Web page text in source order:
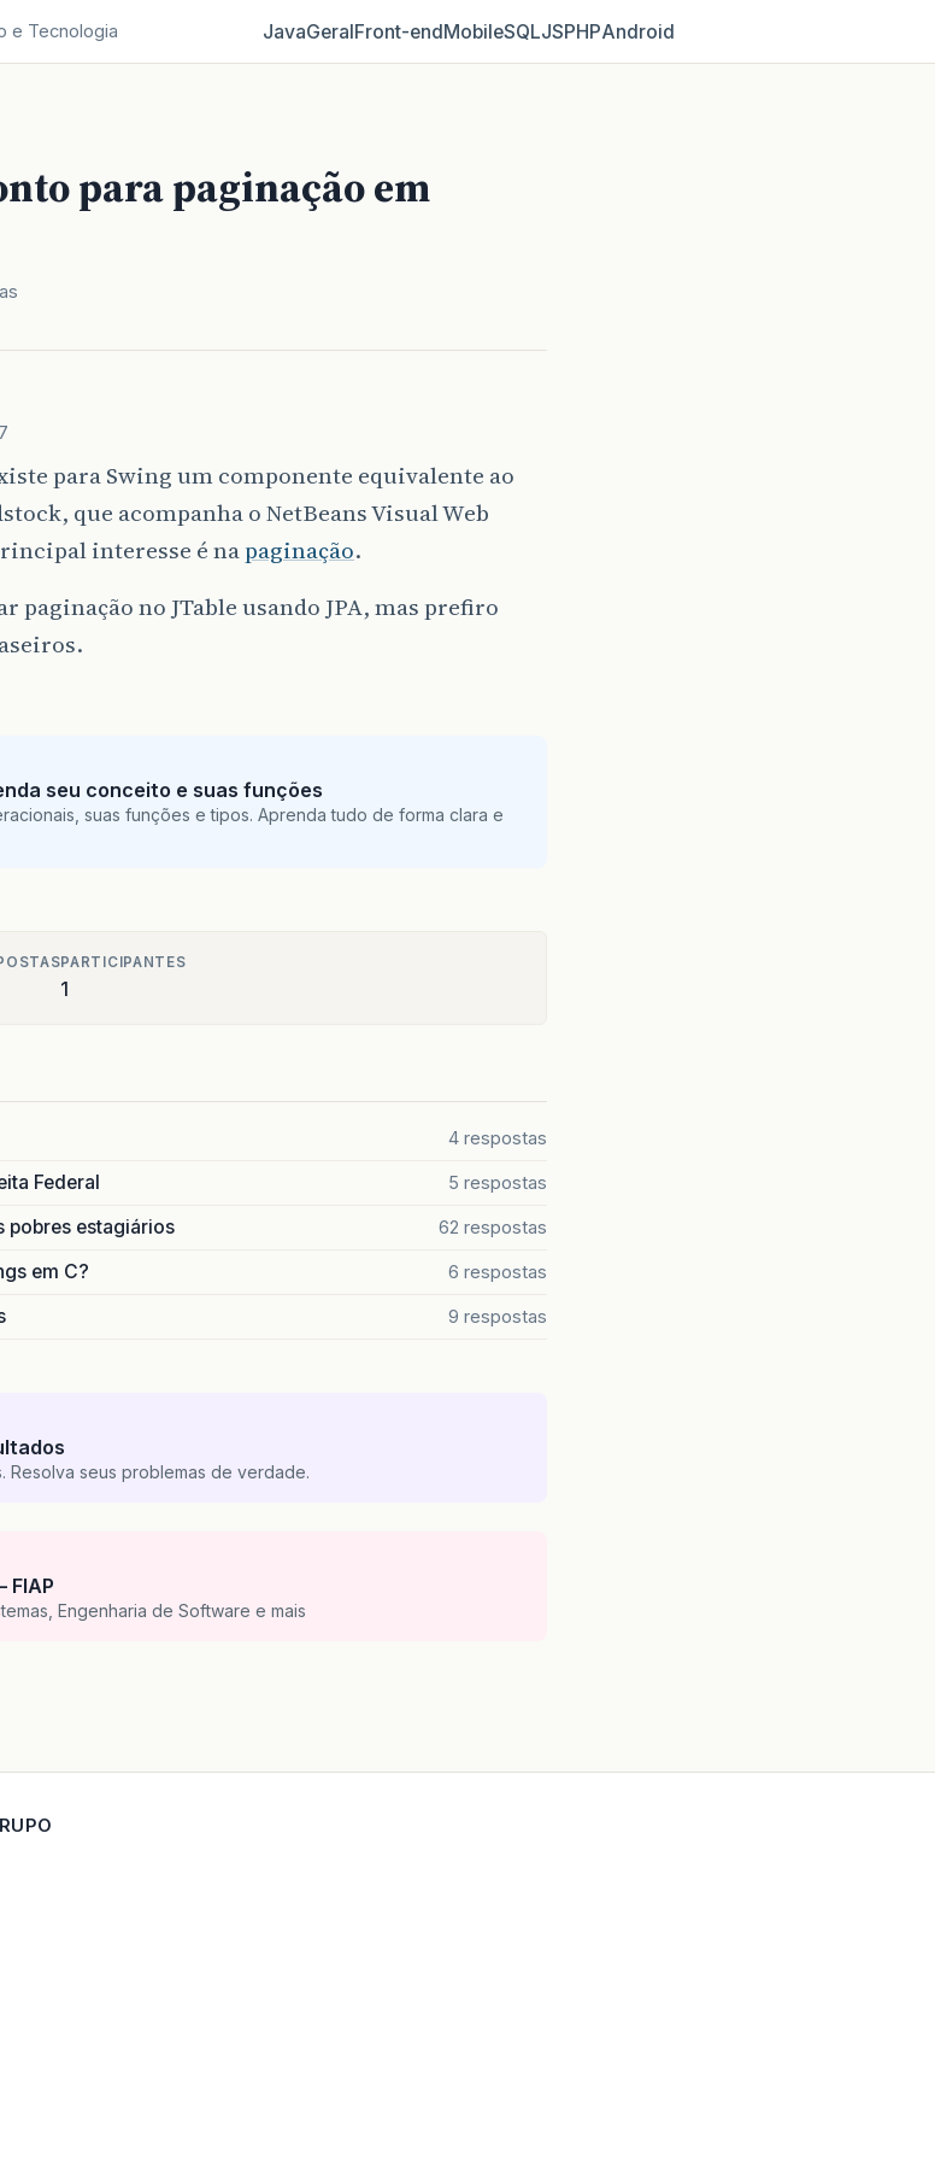
e Tecnologia JavaGeralFront‑endMobileSQLJSPHPAndroid
para paginação em
para Swing um componente equivalente ao
que acompanha o NetBeans Visual Web
interesse é napaginação.
paginação no JTable usando JPA, mas prefiro
seu conceito e suas funções
suas funções e tipos. Aprenda tudo de forma clara e
PARTICIPANTES
1
4 respostas
Federal 5 respostas
pobres estagiários 62 respostas
em C? 6 respostas
9 respostas
Resolva seus problemas de verdade.
FIAP
Engenharia de Software e mais